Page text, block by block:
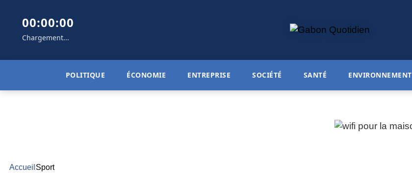
00:00:00
Chargement...
POLITIQUE ÉCONOMIE ENTREPRISE SOCIÉTÉ SANTÉ ENVIRONNEMENT
Accueil Sport